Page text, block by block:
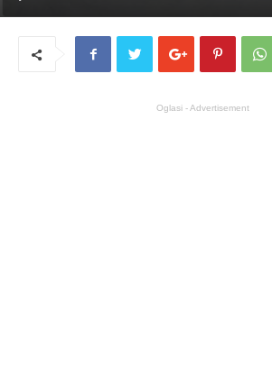
Oglasi - Advertisement